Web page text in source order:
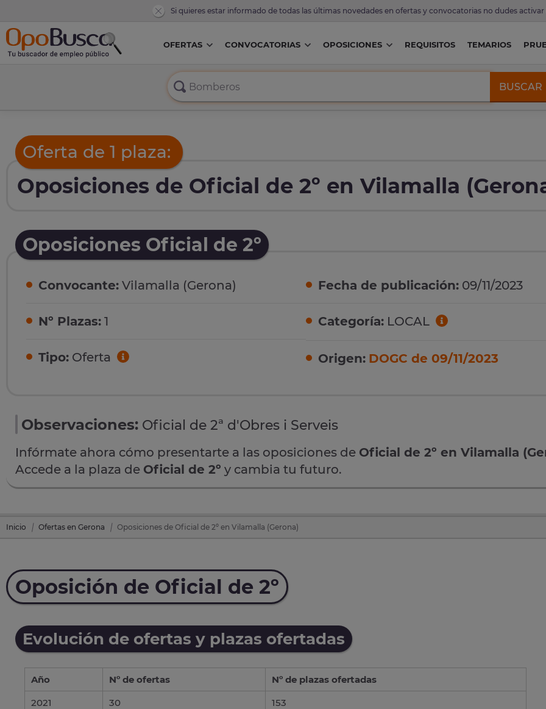
Si quieres estar informado de todas las últimas novedades en ofertas y convocatorias no dudes activar
OFERTAS CONVOCATORIAS OPOSICIONES REQUISITOS TEMARIOS
BUSCAR
Oferta de 1 plaza:
Oposiciones de Oficial de 2º en Vilamalla
Oposiciones Oficial de 2º
Convocante: Vilamalla (Gerona)
Nº Plazas: 1
Tipo: Oferta
Fecha de publicación: 09/11/2023
Categoría: LOCAL
Origen: DOGC de 09/11/2023
Observaciones: Oficial de 2ª d'Obres i Serveis
Infórmate ahora cómo presentarte a las oposiciones de Oficial de 2º en Vilamalla
Accede a la plaza de Oficial de 2º y cambia tu futuro.
Inicio Ofertas en Gerona Oposiciones de Oficial de 2º en Vilamalla (Gerona)
Oposición de Oficial de 2º
Evolución de ofertas y plazas ofertadas
Año Nº de ofertas
Nº de plazas ofertadas
2021
30
153